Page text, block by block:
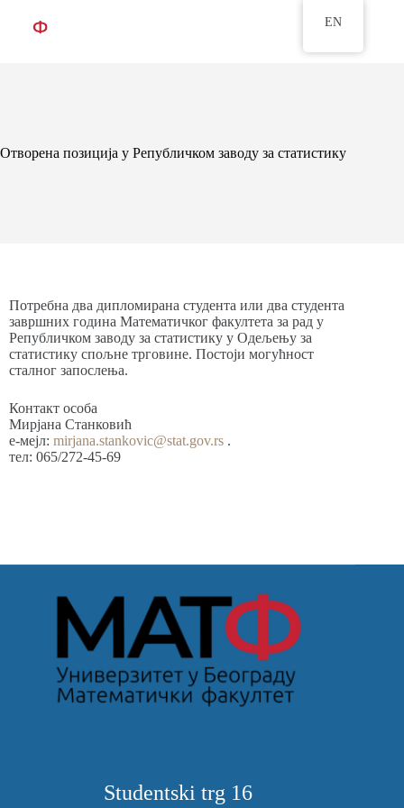
Отворена позиција у Републичком заводу за статистику
Потребна два дипломирана студента или два студента
завршних година Математичког факултета за рад у
Републичком заводу за статистику у Одељењу за
статистику спољне трговине. Постоји могућност
сталног запослења.
Контакт особа
Мирјана Станковић
е-мејл: mirjana.stankovic@stat.gov.rs .
тел: 065/272-45-69
Studentski trg 16
EN